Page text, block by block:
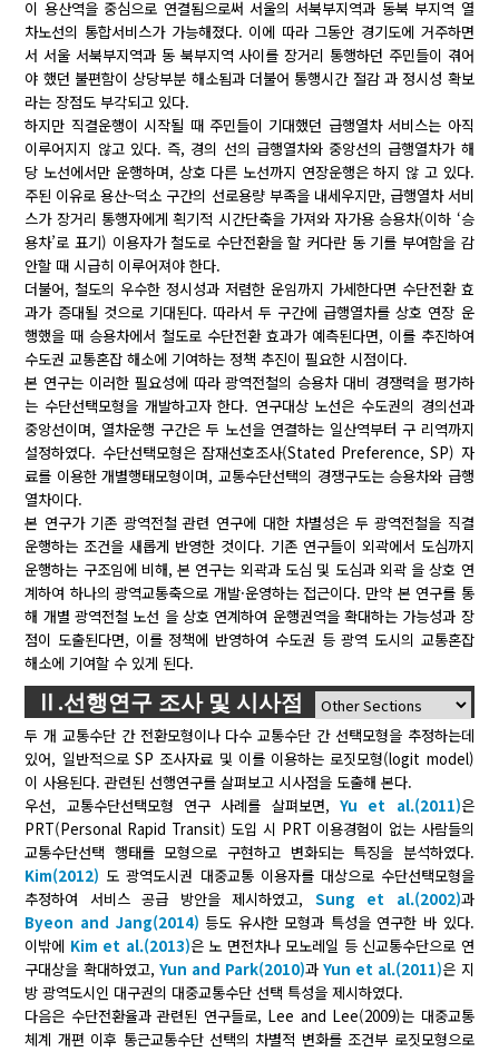
이 용산역을 중심으로 연결됨으로써 서울의 서북부지역과 동북 부지역 열
차노선의 통합서비스가 가능해졌다. 이에 따라 그동안 경기도에 거주하면
서 서울 서북부지역과 동 북부지역 사이를 장거리 통행하던 주민들이 겪어
야 했던 불편함이 상당부분 해소됨과 더불어 통행시간 절감 과 정시성 확보
라는 장점도 부각되고 있다.
하지만 직결운행이 시작될 때 주민들이 기대했던 급행열차 서비스는 아직
이루어지지 않고 있다. 즉, 경의 선의 급행열차와 중앙선의 급행열차가 해
당 노선에서만 운행하며, 상호 다른 노선까지 연장운행은 하지 않 고 있다.
주된 이유로 용산~덕소 구간의 선로용량 부족을 내세우지만, 급행열차 서비
스가 장거리 통행자에게 획기적 시간단축을 가져와 자가용 승용차(이하 ‘승
용차’로 표기) 이용자가 철도로 수단전환을 할 커다란 동 기를 부여함을 감
안할 때 시급히 이루어져야 한다.
더불어, 철도의 우수한 정시성과 저렴한 운임까지 가세한다면 수단전환 효
과가 증대될 것으로 기대된다. 따라서 두 구간에 급행열차를 상호 연장 운
행했을 때 승용차에서 철도로 수단전환 효과가 예측된다면, 이를 추진하여
수도권 교통혼잡 해소에 기여하는 정책 추진이 필요한 시점이다.
본 연구는 이러한 필요성에 따라 광역전철의 승용차 대비 경쟁력을 평가하
는 수단선택모형을 개발하고자 한다. 연구대상 노선은 수도권의 경의선과
중앙선이며, 열차운행 구간은 두 노선을 연결하는 일산역부터 구 리역까지
설정하였다. 수단선택모형은 잠재선호조사(Stated Preference, SP) 자
료를 이용한 개별행태모형이며, 교통수단선택의 경쟁구도는 승용차와 급행
열차이다.
본 연구가 기존 광역전철 관련 연구에 대한 차별성은 두 광역전철을 직결
운행하는 조건을 새롭게 반영한 것이다. 기존 연구들이 외곽에서 도심까지
운행하는 구조임에 비해, 본 연구는 외곽과 도심 및 도심과 외곽 을 상호 연
계하여 하나의 광역교통축으로 개발·운영하는 접근이다. 만약 본 연구를 통
해 개별 광역전철 노선 을 상호 연계하여 운행권역을 확대하는 가능성과 장
점이 도출된다면, 이를 정책에 반영하여 수도권 등 광역 도시의 교통혼잡
해소에 기여할 수 있게 된다.
Ⅱ.선행연구 조사 및 시사점
두 개 교통수단 간 전환모형이나 다수 교통수단 간 선택모형을 추정하는데
있어, 일반적으로 SP 조사자료 및 이를 이용하는 로짓모형(logit model)
이 사용된다. 관련된 선행연구를 살펴보고 시사점을 도출해 본다.
우선, 교통수단선택모형 연구 사례를 살펴보면, Yu et al.(2011)은
PRT(Personal Rapid Transit) 도입 시 PRT 이용경험이 없는 사람들의
교통수단선택 행태를 모형으로 구현하고 변화되는 특징을 분석하였다.
Kim(2012) 도 광역도시권 대중교통 이용자를 대상으로 수단선택모형을
추정하여 서비스 공급 방안을 제시하였고, Sung et al.(2002)과
Byeon and Jang(2014) 등도 유사한 모형과 특성을 연구한 바 있다.
이밖에 Kim et al.(2013)은 노 면전차나 모노레일 등 신교통수단으로 연
구대상을 확대하였고, Yun and Park(2010)과Yun et al.(2011)은 지
방 광역도시인 대구권의 대중교통수단 선택 특성을 제시하였다.
다음은 수단전환율과 관련된 연구들로, Lee and Lee(2009)는 대중교통
체계 개편 이후 통근교통수단 선택의 차별적 변화를 조건부 로짓모형으로